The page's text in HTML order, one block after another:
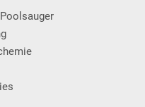
110 kg.